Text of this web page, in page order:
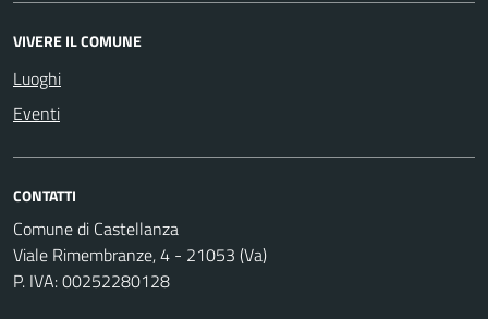
VIVERE IL COMUNE
Luoghi
Eventi
CONTATTI
Comune di Castellanza
Viale Rimembranze, 4 - 21053 (Va)
P. IVA: 00252280128